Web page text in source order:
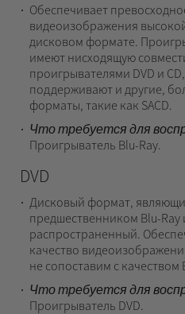
Обеспечивает
видеоизображения
дисковом формате.
имеют нисходящую
проигрывателями DVD и
поддерживают и другие,
форматы, такие как SACD.
Что требуется для
Проигрыватель Blu-Ray.
DVD
Дисковый формат,
предшественником Blu-
распространенный.
качество
не сопоставим с качеством
Что требуется для
Проигрыватель DVD.